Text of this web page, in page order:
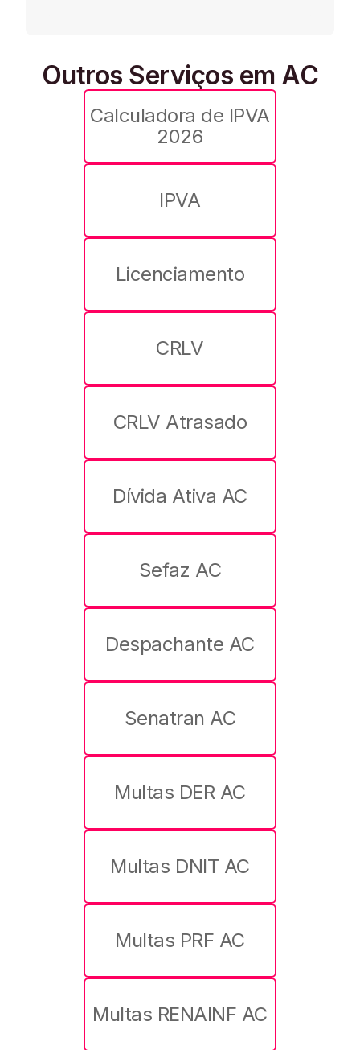
Outros Serviços em AC
Calculadora de IPVA
2026
IPVA
Licenciamento
CRLV
CRLV Atrasado
Dívida Ativa AC
Sefaz AC
Despachante AC
Senatran AC
Multas DER AC
Multas DNIT AC
Multas PRF AC
Multas RENAINF AC